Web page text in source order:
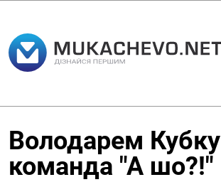
Володарем
команда "А шо?!"